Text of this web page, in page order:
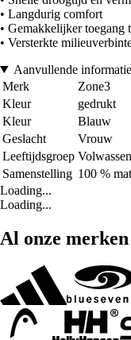
• Langdurig comfort
• Gemakkelijker toegang
• Versterkte
Aanvullende informatie
Merk
Zone3
Kleur
gedrukt
Kleur
Blauw
Geslacht
Vrouw
Leeftijdsgroep
Samenstelling 100 %
Loading...
Loading...
Al onze merken